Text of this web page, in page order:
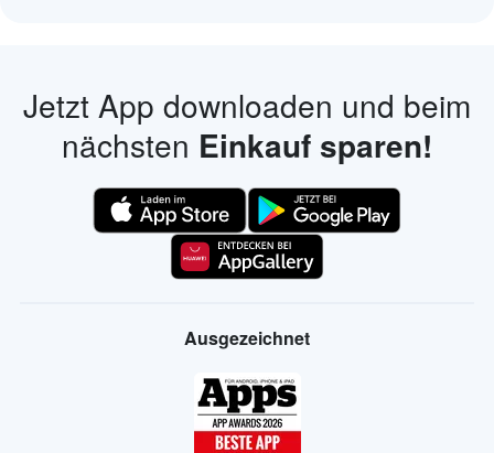
Jetzt App downloaden und beim
nächsten Einkauf sparen!
Ausgezeichnet